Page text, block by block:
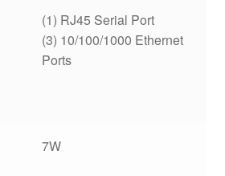
(1) RJ45 Serial Port
(3) 10/100/1000 Ethernet
Ports
7W